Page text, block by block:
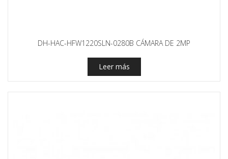
DH-HAC-HFW1220SLN-0280B CÁMARA DE 2MP
Leer más